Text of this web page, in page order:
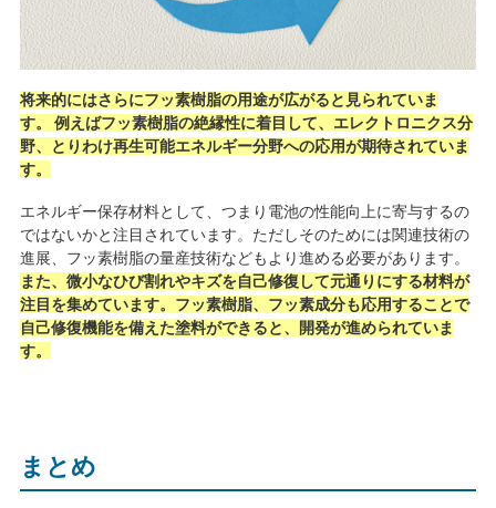
将来的にはさらにフッ素樹脂の用途が広がると見られていま
す。 例えばフッ素樹脂の絶縁性に着目して、エレクトロニクス分
野、とりわけ再生可能エネルギー分野への応用が期待されていま
す。
エネルギー保存材料として、つまり電池の性能向上に寄与するの
ではないかと注目されています。ただしそのためには関連技術の
進展、フッ素樹脂の量産技術などもより進める必要があります。
また、微小なひび割れやキズを自己修復して元通りにする材料が
注目を集めています。フッ素樹脂、フッ素成分も応用することで
自己修復機能を備えた塗料ができると、開発が進められていま
す。
まとめ